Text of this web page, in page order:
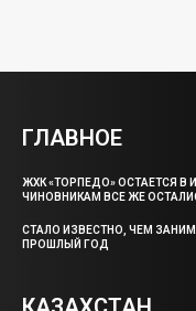
ГЛАВНОЕ
ЖХК «ТОРПЕДО» ОСТАЕТСЯ В
ЧИНОВНИКАМ ВСЕ ЖЕ
СТАЛО ИЗВЕСТНО, ЧЕМ
ПРОШЛЫЙ ГОД